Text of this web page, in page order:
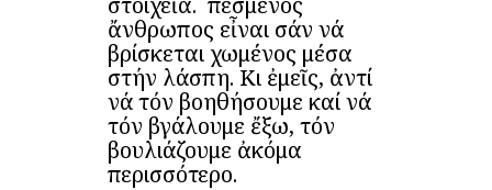
ἄνθρωπος εἶναι σάν νά
βρίσκεται χωμένος μέσα
στήν λάσπη. Κι ἐμεῖς, ἀντί
νά τόν βοηθήσουμε καί νά
τόν βγάλουμε ἔξω, τόν
βουλιάζουμε ἀκόμα
περισσότερο.